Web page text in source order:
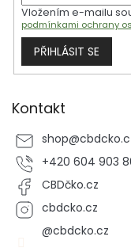
Vložením e-mailu
podmínkami ochrany
PŘIHLÁSIT SE
Kontakt
shop@
+420 604 903
CBDčko.cz
cbdcko.cz
@cbdcko.cz